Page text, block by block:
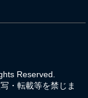
Reserved.
・転載等を禁じま